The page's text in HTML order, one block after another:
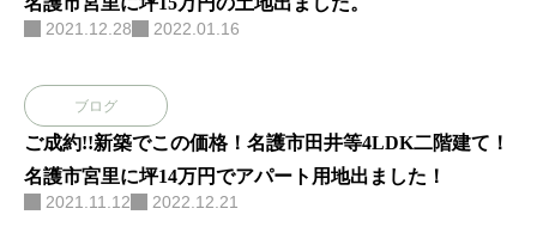
2021.12.28 2022.01.16
ブログ
ご成約!!新築でこの価格！名護市田井等4LDK二階建て！
名護市宮里に坪14万円でアパート用地出ました！
2021.11.12 2022.12.21